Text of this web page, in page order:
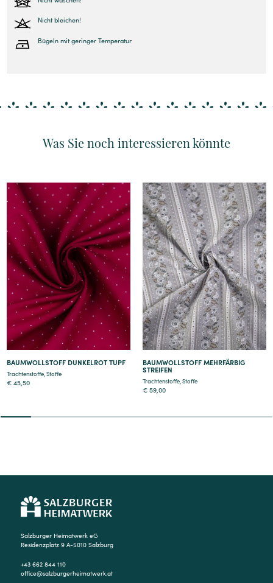
Nicht bleichen!
Bügeln mit geringer Temperatur
Was Sie noch interessieren könnte
Details
BAUMWOLLSTOFF DUNKELROT TUPF
Trachtenstoffe,Stoffe
€ 45,50
Details
BAUMWOLLSTOFF MEHRFÄRBIG
STREIFEN
Trachtenstoffe,Stoffe
€ 59,00
Salzburger Heimatwerk eG
Residenzplatz 9 A-5010 Salzburg
+43 662 844 110
office@salzburgerheimatwerk.at